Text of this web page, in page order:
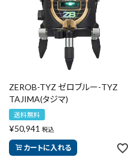
キーワードから探す
カテゴリーから探す
ZEROB-TYZ ゼロブルー-TYZ
TAJIMA(タジマ)
送料無料
¥50,941 税込
カートに入れる